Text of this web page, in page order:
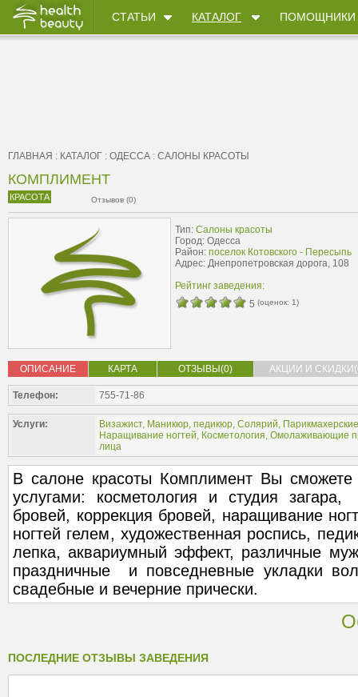
СТАТЬИ КАТАЛОГ ПОМОЩНИКИ
ГЛАВНАЯ : КАТАЛОГ : ОДЕССА : САЛОНЫ КРАСОТЫ
КОМПЛИМЕНТ
КРАСОТА Отзывов (0)
Тип: Салоны красоты
Город: Одесса
Район: поселок Котовского - Пересыпь
Адрес: Днепропетровская дорога, 108
Рейтинг заведения:
5 (оценок: 1)
ОПИСАНИЕ КАРТА ОТЗЫВЫ(0) АКЦИИ И
Телефон: 755-71-86
Услуги: Визажист, Маникюр, педикюр, Солярий,
Наращивание ногтей, Косметология, Омолаживающие
лица
В салоне красоты Комплимент Вы сможете
услугами: косметология и студия
бровей, коррекция бровей, наращивание
ногтей гелем, художественная роспись,
лепка, аквариумный эффект, различные
праздничные и повседневные укладки
свадебные и вечерние прически.
ПОСЛЕДНИЕ ОТЗЫВЫ ЗАВЕДЕНИЯ